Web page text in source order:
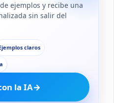
ejemplos y recibe una
sin salir del
claros
la IA→